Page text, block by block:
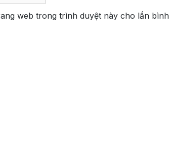
web trong trình duyệt này cho lần bình